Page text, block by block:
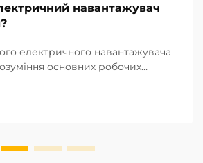
навантажувач
електричного навантажувача
основних робочих
при виборі відповідного
На основі